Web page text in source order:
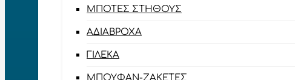
ΜΠΌΤΕΣ ΣΤΉΘΟΥΣ
ΑΔΙΆΒΡΟΧΑ
ΓΙΛΈΚΑ
ΜΠΟΥΦΆΝ-ΖΑΚΈΤΕΣ